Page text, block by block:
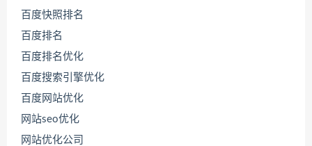
百度快照排名
百度排名
百度排名优化
百度搜索引擎优化
百度网站优化
网站seo优化
网站优化公司